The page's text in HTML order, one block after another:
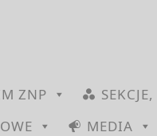
ZNP
MEDIA